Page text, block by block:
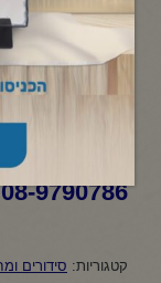
ש"ח
הכולל כל תפילות
תוספות רבות.
זמנית
08-9790786
קטגוריות: סידורים